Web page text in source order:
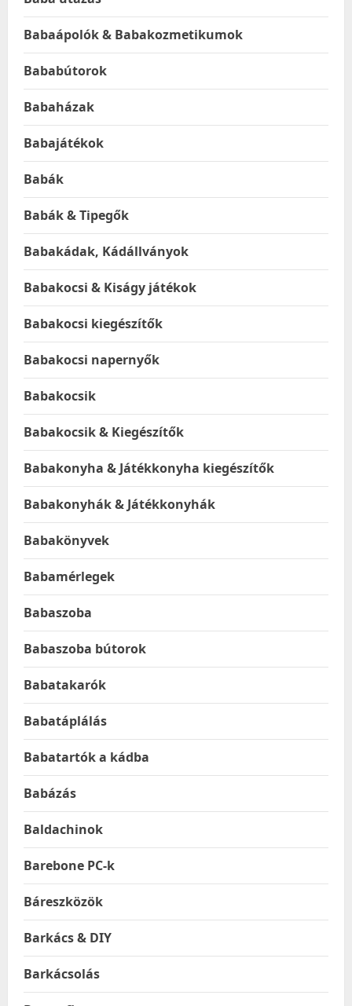
Babaápolók & Babakozmetikumok
Bababútorok
Babaházak
Babajátékok
Babák
Babák & Tipegők
Babakádak, Kádállványok
Babakocsi & Kiságy játékok
Babakocsi kiegészítők
Babakocsi napernyők
Babakocsik
Babakocsik & Kiegészítők
Babakonyha & Játékkonyha kiegészítők
Babakonyhák & Játékkonyhák
Babakönyvek
Babamérlegek
Babaszoba
Babaszoba bútorok
Babatakarók
Babatáplálás
Babatartók a kádba
Babázás
Baldachinok
Barebone PC-k
Báreszközök
Barkács & DIY
Barkácsolás